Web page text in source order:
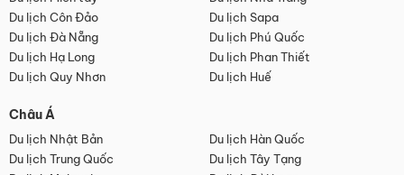
Du lịch Côn Đảo
Du lịch Sapa
Du lịch Đà Nẵng
Du lịch Phú Quốc
Du lịch Hạ Long
Du lịch Phan Thiết
Du lịch Quy Nhơn
Du lịch Huế
Châu Á
Du lịch Nhật Bản
Du lịch Hàn Quốc
Du lịch Trung Quốc
Du lịch Tây Tạng